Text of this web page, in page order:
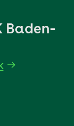
Baden-